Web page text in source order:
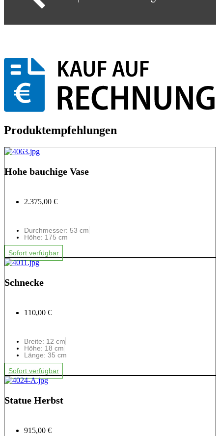
Produktempfehlungen
Hohe bauchige Vase
2.375,00 €
Durchmesser: 53 cm
Höhe: 175 cm
Sofort verfügbar
Schnecke
110,00 €
Breite: 12 cm
Höhe: 18 cm
Länge: 35 cm
Sofort verfügbar
Statue Herbst
915,00 €